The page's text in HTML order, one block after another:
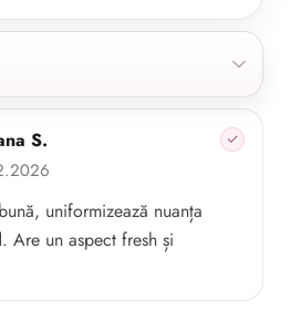
cu cele mai noi.
S.
uniformizează nuanța
Are un aspect fresh și